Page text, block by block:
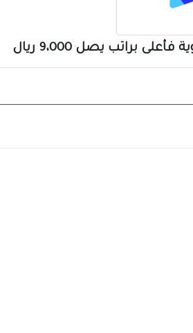
براتب يصل 9،000 ريال